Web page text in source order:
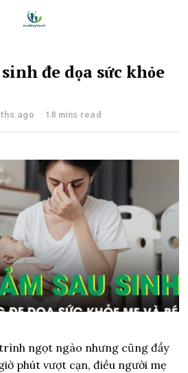
đe dọa sức khỏe
ago 18 mins read
ngọt ngào nhưng cũng đầy
phút vượt cạn, điều người mẹ